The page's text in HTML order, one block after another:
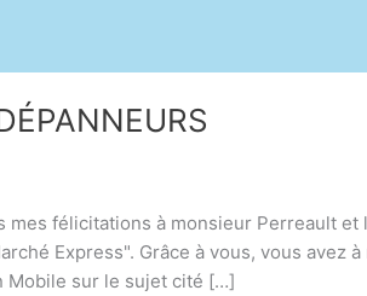
félicitations à monsieur Perreault et
Express". Grâce à vous, vous avez
Mobile sur le sujet cité […]